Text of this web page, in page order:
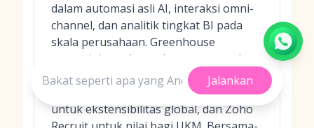
dalam automasi asli AI, interaksi omni-
channel, dan analitik tingkat BI pada
skala perusahaan. Greenhouse
menonjol untuk perekrutan terstruktur
dan pelaporan yang kuat, Lever untuk
ATS + CRM terpadu, SmartRecruiters
untuk ekstensibilitas global, dan Zoho
Jalankan